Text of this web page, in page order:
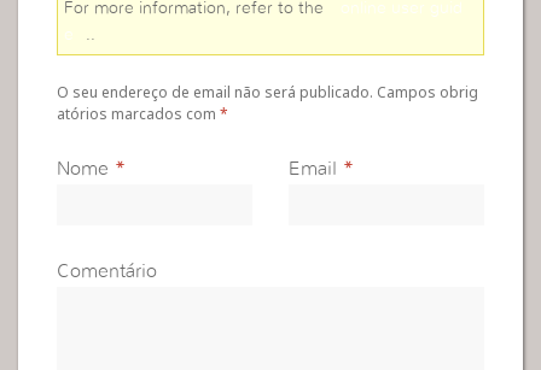
For more information, refer to the
online user guid
e
O seu endereço de email não será publicado. Campos obrig
atórios marcados com*
Nome * Email *
Comentário